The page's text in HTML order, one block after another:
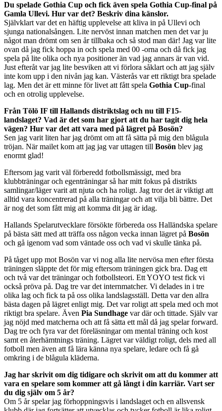
Du spelade Gothia Cup och fick även spela Gothia Cup-final på
Gamla Ullevi. Hur var det? Beskriv dina känslor.
Självklart var det en häftig upplevelse att kliva in på Ullevi och
sjunga nationalsången. Lite nervöst innan matchen men det var ju
något man drömt om sen år tillbaka och så stod man där! Jag var lite
ovan då jag fick hoppa in och spela med 00 -orna och då fick jag
spela på lite olika och nya positioner än vad jag annars är van vid.
Just efteråt var jag lite besviken att vi förlora såklart och att jag själv
inte kom upp i den nivån jag kan. Västerås var ett riktigt bra spelade
lag. Men det är ett minne för livet att fått spela Gothia Cup-final
och en otrolig upplevelse.
Från Tölö IF till Hallands distriktslag och nu till F15-
landslaget? Vad är det som har gjort att du har tagit dig hela
vägen? Hur var det att vara med på lägret på Bosön?
Sen jag varit liten har jag drömt om att få sätta på mig den blågula
tröjan. När mailet kom att jag jag var uttagen till Bosön blev jag
enormt glad!
Eftersom jag varit väl förberedd fotbollsmässigt, med bra
klubbträningar och egenträningar så har mitt fokus på distrikts
samlingar/läger varit att njuta och ha roligt. Jag tror det är viktigt att
alltid vara koncentrerad på alla träningar och att vilja bli bättre. Det
är nog det som fått mig att komma dit jag är idag.
Hallands Spelarutvecklare försökte förbereda oss Halländska spelare
på bästa sätt med att träffa oss någon vecka innan lägret på Bosön
och gå igenom vad som väntade oss och vad vi skulle tänka på.
På tåget upp mot Bosön var vi nog alla lite nervösa men efter första
träningen släppte det för mig eftersom träningen gick bra. Dag ett
och två var det träningar och fotbollsteori. Ett YOYO test fick vi
också pröva på. Dag tre var det internmatcher. Vi delades in i tre
olika lag och fick ta på oss olika landslagsställ. Detta var den allra
bästa dagen på lägret enligt mig. Det var roligt att spela med och mot
riktigt bra spelare. Även Pia Sundhage var där och tittade. Själv var
jag nöjd med matcherna och att få sätta ett mål då jag spelar forward.
Dag tre och fyra var det föreläsningar om mental träning och kost
samt en återhämtnings träning. Lägret var väldigt roligt, dels med all
fotboll men även att få lära känna nya spelare, ledare och få gå
omkring i de blågula kläderna.
Jag har skrivit om dig tidigare och skrivit om att du kommer att
vara en spelare som kommer att gå långt i din karriär. Vart ser
du dig själv om 5 år?
Om 5 år spelar jag förhoppningsvis i landslaget och en allsvensk